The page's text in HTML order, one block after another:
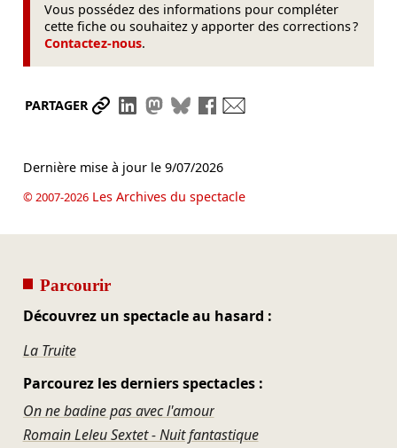
Vous possédez des informations pour compléter
cette fiche ou souhaitez y apporter des corrections ?
Contactez-nous.
PARTAGER Partager le lien
Partager sur LinkedIn
Partager sur Mastodon
Partager sur Bluesky
Partager sur Facebook
Dernière mise à jour le 9/07/2026
© 2007-2026Les Archives du spectacle
Parcourir
Découvrez un spectacle au hasard :
La Truite
Parcourez les derniers spectacles :
On ne badine pas avec l'amour
Romain Leleu Sextet - Nuit fantastique